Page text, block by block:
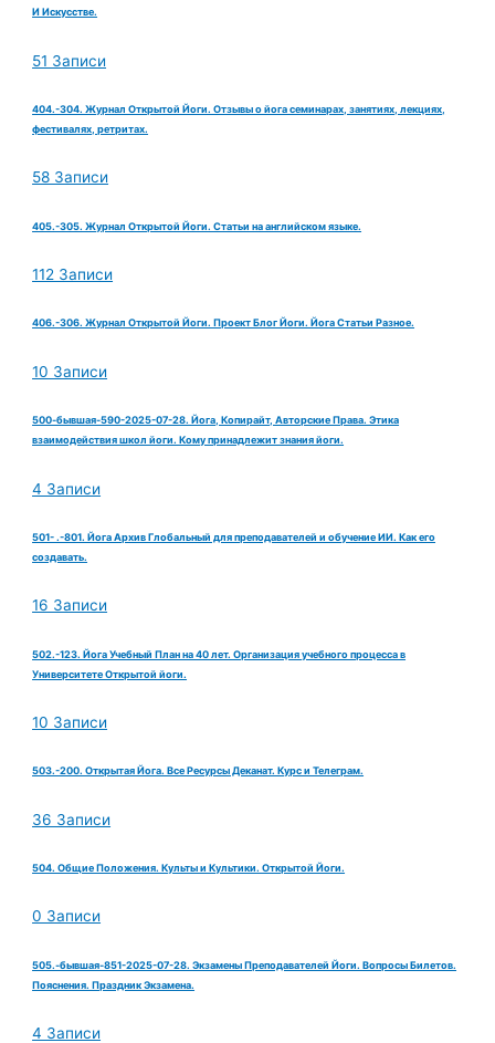
И Искусстве.
51 Записи
404.-304. Журнал Открытой Йоги. Отзывы о йога семинарах, занятиях, лекциях,
фестивалях, ретритах.
58 Записи
405.-305. Журнал Открытой Йоги. Статьи на английском языке.
112 Записи
406.-306. Журнал Открытой Йоги. Проект Блог Йоги. Йога Статьи Разное.
10 Записи
500-бывшая-590-2025-07-28. Йога, Копирайт, Авторские Права. Этика
взаимодействия школ йоги. Кому принадлежит знания йоги.
4 Записи
501- .-801. Йога Архив Глобальный для преподавателей и обучение ИИ. Как его
создавать.
16 Записи
502.-123. Йога Учебный План на 40 лет. Организация учебного процесса в
Университете Открытой йоги.
10 Записи
503.-200. Открытая Йога. Все Ресурсы Деканат. Курс и Телеграм.
36 Записи
504. Общие Положения. Культы и Культики. Открытой Йоги.
0 Записи
505.-бывшая-851-2025-07-28. Экзамены Преподавателей Йоги. Вопросы Билетов.
Пояснения. Праздник Экзамена.
4 Записи